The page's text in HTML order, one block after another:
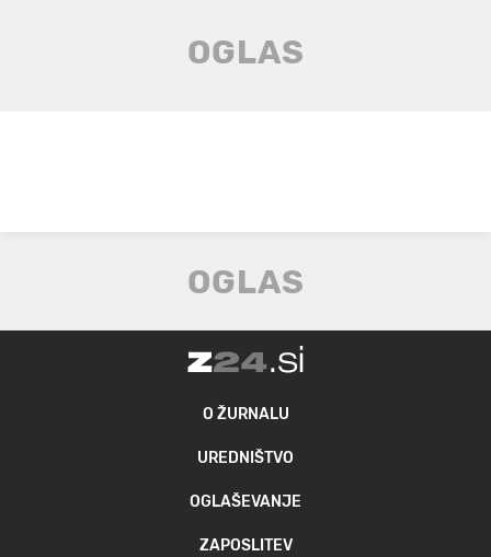
O ŽURNALU
UREDNIŠTVO
OGLAŠEVANJE
ZAPOSLITEV